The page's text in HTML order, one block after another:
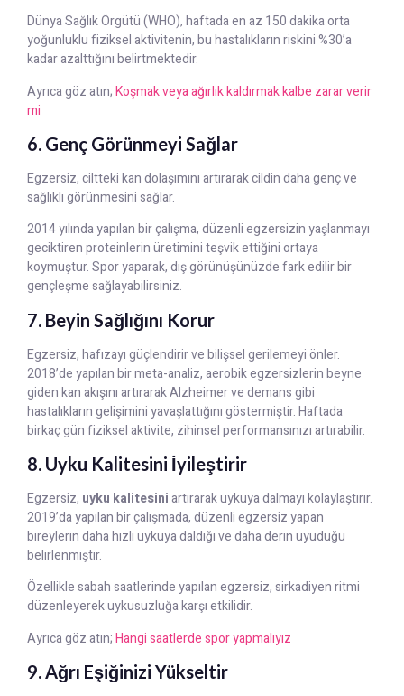
Dünya Sağlık Örgütü (WHO), haftada en az 150 dakika orta
yoğunluklu fiziksel aktivitenin, bu hastalıkların riskini %30’a
kadar azalttığını belirtmektedir.
Ayrıca göz atın;Koşmak veya ağırlık kaldırmak kalbe zarar verir
mi
6. Genç Görünmeyi Sağlar
Egzersiz, ciltteki kan dolaşımını artırarak cildin daha genç ve
sağlıklı görünmesini sağlar.
2014 yılında yapılan bir çalışma, düzenli egzersizin yaşlanmayı
geciktiren proteinlerin üretimini teşvik ettiğini ortaya
koymuştur. Spor yaparak, dış görünüşünüzde fark edilir bir
gençleşme sağlayabilirsiniz.
7. Beyin Sağlığını Korur
Egzersiz, hafızayı güçlendirir ve bilişsel gerilemeyi önler.
2018’de yapılan bir meta-analiz, aerobik egzersizlerin beyne
giden kan akışını artırarak Alzheimer ve demans gibi
hastalıkların gelişimini yavaşlattığını göstermiştir. Haftada
birkaç gün fiziksel aktivite, zihinsel performansınızı artırabilir.
8. Uyku Kalitesini İyileştirir
Egzersiz, uyku kalitesiniartırarak uykuya dalmayı kolaylaştırır.
2019’da yapılan bir çalışmada, düzenli egzersiz yapan
bireylerin daha hızlı uykuya daldığı ve daha derin uyuduğu
belirlenmiştir.
Özellikle sabah saatlerinde yapılan egzersiz, sirkadiyen ritmi
düzenleyerek uykusuzluğa karşı etkilidir.
Ayrıca göz atın;Hangi saatlerde spor yapmalıyız
9. Ağrı Eşiğinizi Yükseltir